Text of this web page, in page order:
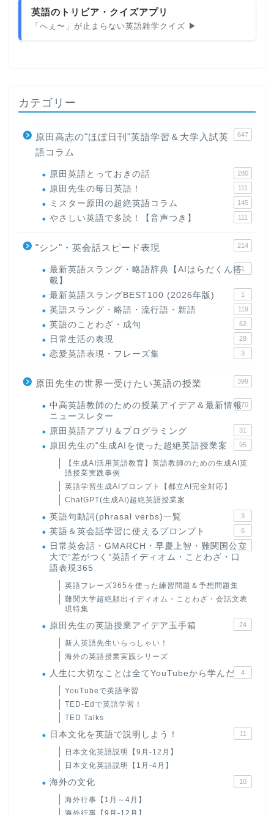
英語のトリビア・クイズアプリ
「へぇ〜」が止まらない英語雑学クイズ ▶
カテゴリー
原田高志の"ほぼ日刊"英語学習＆大学入試英
語コラム
647
原田英語とっておきの話 280
原田先生の毎日英語！ 111
ミスター原田の超絶英語コラム 145
やさしい英語で多読！【音声つき】 111
"シン"・英会話スピード表現 214
最新英語スラング・略語辞典【AIはらだくん搭
載】
1
最新英語スラングBEST100 (2026年版) 1
英語スラング・略語・流行語・新語 119
英語のことわざ・成句 62
日常生活の表現 28
恋愛英語表現・フレーズ集 3
原田先生の世界一受けたい英語の授業 399
中高英語教師のための授業アイデア＆最新情報
ニュースレター
170
原田英語アプリ＆プログラミング 31
原田先生の"生成AIを使った超絶英語授業案 95
【生成AI活用英語教育】英語教師のための生成AI英
語授業実践事例
英語学習生成AIプロンプト【都立AI完全対応】
ChatGPT(生成AI)超絶英語授業案
英語句動詞(phrasal verbs)一覧 3
英語＆英会話学習に使えるプロンプト 6
日常英会話・GMARCH・早慶上智・難関国公立
大で“差がつく”英語イディオム・ことわざ・口
語表現365
22
英語フレーズ365を使った練習問題＆予想問題集
難関大学超絶頻出イディオム・ことわざ・会話文表
現特集
原田先生の英語授業アイデア玉手箱 24
新人英語先生いらっしゃい！
海外の英語授業実践シリーズ
人生に大切なことは全てYouTubeから学んだ 4
YouTubeで英語学習
TED-Edで英語学習！
TED Talks
日本文化を英語で説明しよう！ 11
日本文化英語説明【9月-12月】
日本文化英語説明【1月-4月】
海外の文化 10
海外行事【1月～4月】
海外行事【9月-12月】